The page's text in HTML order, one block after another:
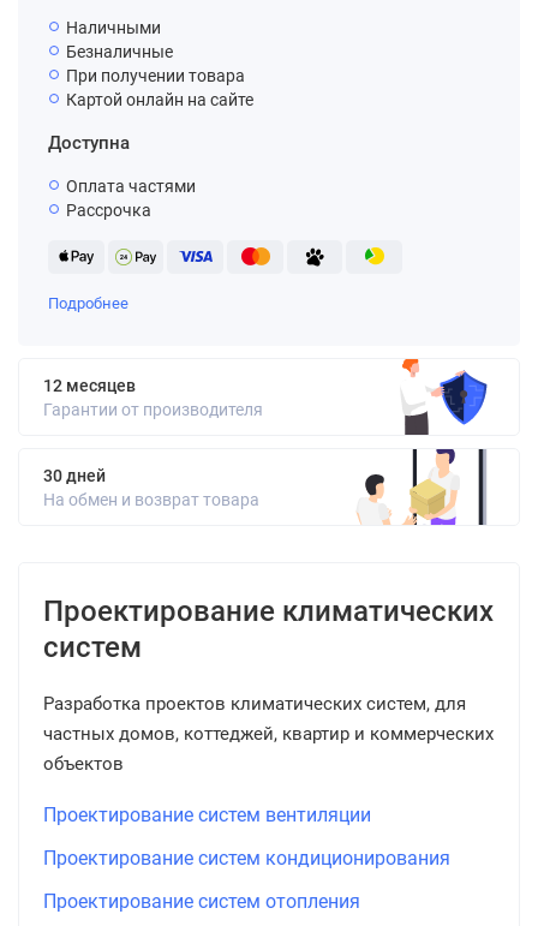
Наличными
Безналичные
При получении товара
Картой онлайн на сайте
Доступна
Оплата частями
Рассрочка
Подробнее
12 месяцев
Гарантии от производителя
30 дней
На обмен и возврат товара
Проектирование климатических
систем
Разработка проектов климатических систем, для
частных домов, коттеджей, квартир и коммерческих
объектов
Проектирование систем вентиляции
Проектирование систем кондиционирования
Проектирование систем отопления